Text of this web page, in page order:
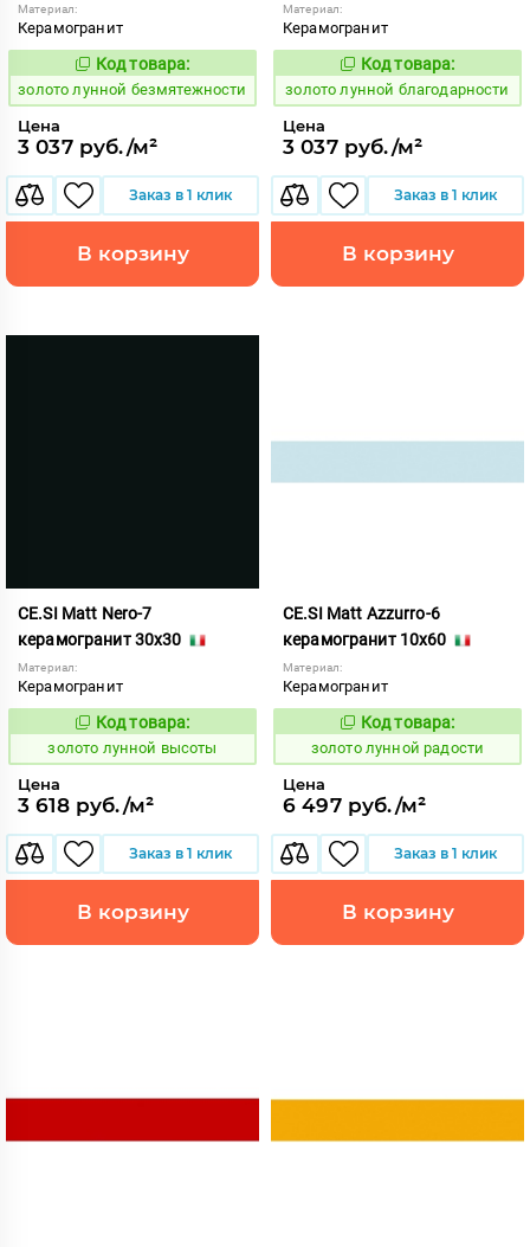
Материал:
Керамогранит
521879
Код товара:
золото лунной безмятежности
Цена
3 037 руб./м²
Заказ в 1 клик
В корзину
Материал:
Керамогранит
521878
Код товара:
золото лунной благодарности
Цена
3 037 руб./м²
Заказ в 1 клик
В корзину
CE.SI Matt Nero-7
керамогранит 30x30
Материал:
Керамогранит
521882
Код товара:
золото лунной высоты
Цена
3 618 руб./м²
Заказ в 1 клик
В корзину
CE.SI Matt Azzurro-6
керамогранит 10x60
Материал:
Керамогранит
521952
Код товара:
золото лунной радости
Цена
6 497 руб./м²
Заказ в 1 клик
В корзину